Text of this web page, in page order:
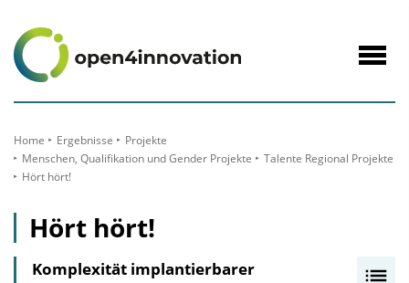
Inhalt
Home Ergebnisse
Projekte
Menschen, Qualifikation und Gender Projekte
Talente Regional Projekte
Hört hört!
Hört hört!
Komplexität implantierbarer